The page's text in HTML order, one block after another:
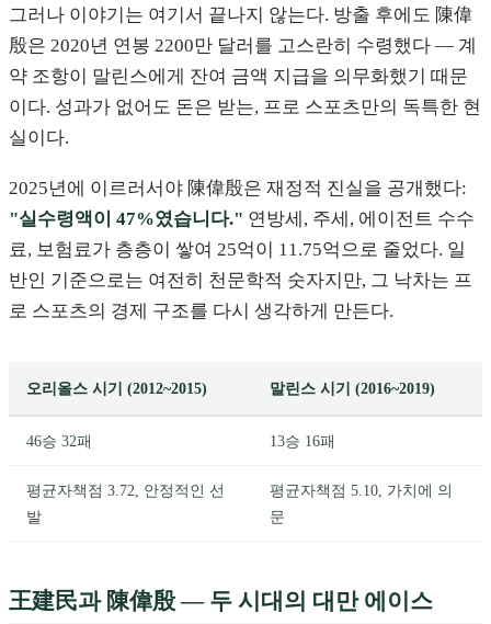
그러나 이야기는 여기서 끝나지 않는다. 방출 후에도 陳偉
殷은 2020년 연봉 2200만 달러를 고스란히 수령했다 — 계
약 조항이 말린스에게 잔여 금액 지급을 의무화했기 때문
이다. 성과가 없어도 돈은 받는, 프로 스포츠만의 독특한 현
실이다.
2025년에 이르러서야 陳偉殷은 재정적 진실을 공개했다:
"실수령액이 47%였습니다." 연방세, 주세, 에이전트 수수
료, 보험료가 층층이 쌓여 25억이 11.75억으로 줄었다. 일
반인 기준으로는 여전히 천문학적 숫자지만, 그 낙차는 프
로 스포츠의 경제 구조를 다시 생각하게 만든다.
오리올스 시기 (2012~2015) 말린스 시기 (2016~2019)
46승 32패 13승 16패
평균자책점 3.72, 안정적인 선
발
평균자책점 5.10, 가치에 의
문
王建民과 陳偉殷 — 두 시대의 대만 에이스